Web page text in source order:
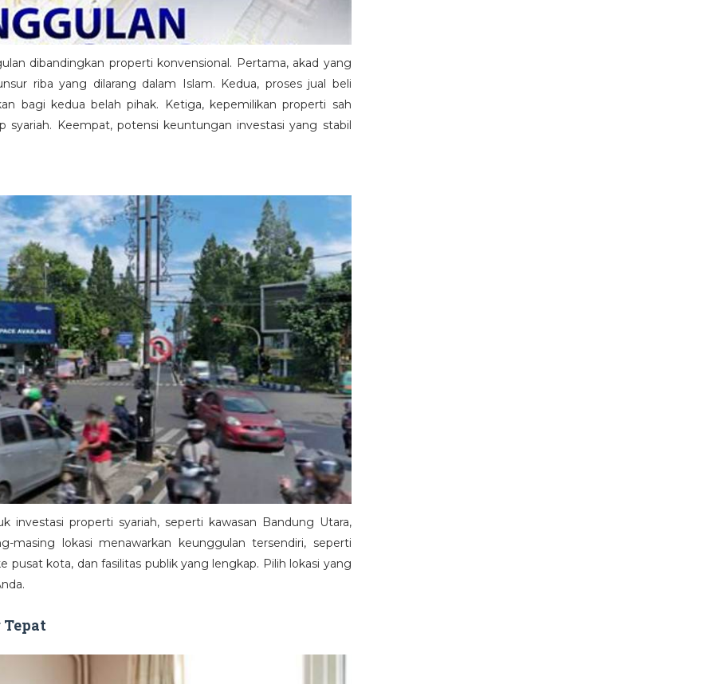
dibandingkan properti konvensional. Pertama, akad yang
riba yang dilarang dalam Islam. Kedua, proses jual beli
bagi kedua belah pihak. Ketiga, kepemilikan properti sah
syariah. Keempat, potensi keuntungan investasi yang stabil
investasi properti syariah, seperti kawasan Bandung Utara,
masing lokasi menawarkan keunggulan tersendiri, seperti
pusat kota, dan fasilitas publik yang lengkap. Pilih lokasi yang